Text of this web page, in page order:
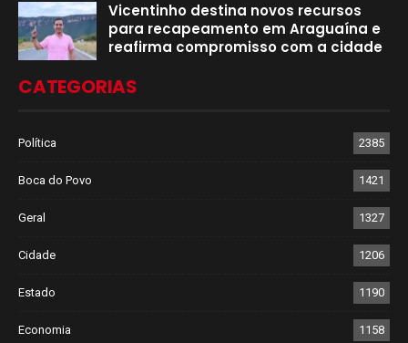
Vicentinho destina novos recursos
para recapeamento em Araguaína e
reafirma compromisso com a cidade
CATEGORIAS
Política 2385
Boca do Povo 1421
Geral 1327
Cidade 1206
Estado 1190
Economia 1158